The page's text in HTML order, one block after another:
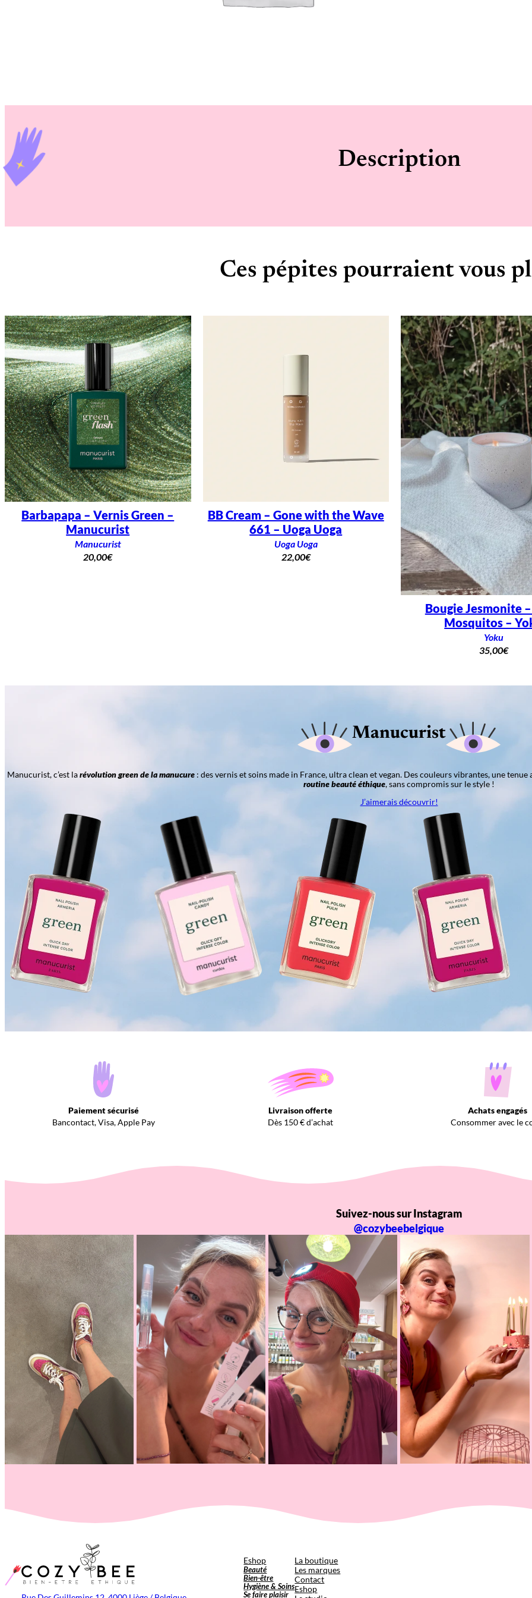
Description
Ces pépites pourraient vous
Barbapapa – Vernis Green –
Manucurist
Manucurist
20,00€
BB Cream – Gone with the Wave
661 – Uoga Uoga
Uoga Uoga
22,00€
Bougie Jesmonite
Mosquitos –
Yoku
35,00€
Manucurist
Manucurist, c’est larévolution green de la manucure: des vernis et soins made in France, ultra clean et vegan. Des couleurs vibrantes, une tenue
routine beauté éthique, sans compromis sur le style !
J’aimerais découvrir!
Paiement sécurisé
Bancontact, Visa, Apple Pay
Livraison offerte
Dès 150 € d’achat
Achats engagés
Consommer avec le
Suivez-nous sur Instagram
@cozybeebelgique
Eshop
Beauté
Bien-être
Hygiène & Soins
Se faire plaisir
La boutique
Les marques
Contact
Eshop